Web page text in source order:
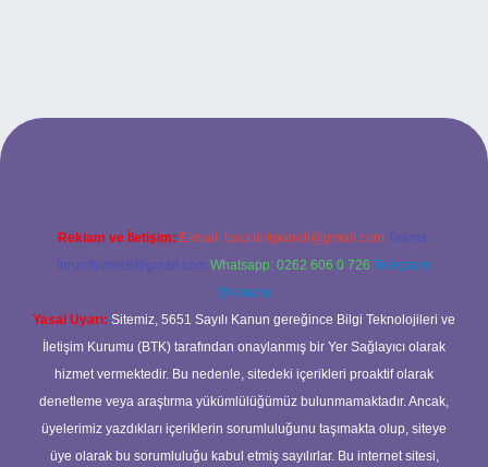
güncel adresi
Reklam ve İletişim: E-mail: backlinkpaneli@gmail.com Teams:
forumhizmeti@gmail.com Whatsapp: 0262 606 0 726 Telegram:
@karabul
Yasal Uyarı: Sitemiz, 5651 Sayılı Kanun gereğince Bilgi Teknolojileri ve
İletişim Kurumu (BTK) tarafından onaylanmış bir Yer Sağlayıcı olarak
hizmet vermektedir. Bu nedenle, sitedeki içerikleri proaktif olarak
denetleme veya araştırma yükümlülüğümüz bulunmamaktadır. Ancak,
üyelerimiz yazdıkları içeriklerin sorumluluğunu taşımakta olup, siteye
üye olarak bu sorumluluğu kabul etmiş sayılırlar. Bu internet sitesi,